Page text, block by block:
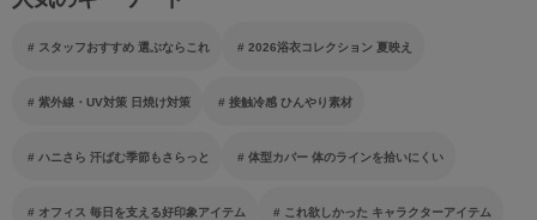
スタッフおすすめ 選ぶならこれ 2026浴衣コレクション 夏映え
紫外線・UV対策 日焼け対策 接触冷感 ひんやり素材
ハニさら 汗ばむ季節もさらっと 体型カバー 体のラインを拾いにくい
オフィス 毎日を支える好印象アイテム これ欲しかった キャラクターアイテム